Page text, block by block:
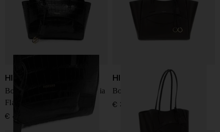
HIDESINS
Borsa shopping in pelle media
Flap
€ 465,00
HIDESINS
Borsa Shopper in pelle
€ 375,00